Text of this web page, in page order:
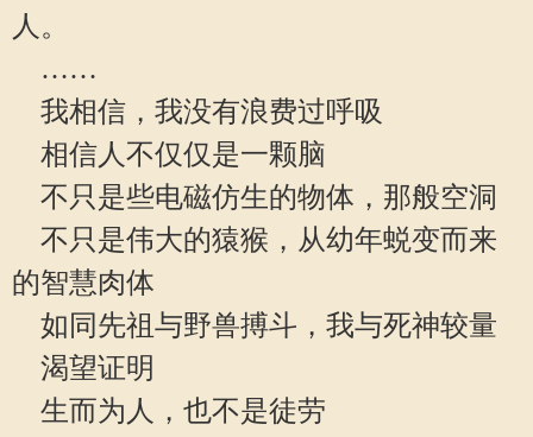
人。
……
我相信，我没有浪费过呼吸
相信人不仅仅是一颗脑
不只是些电磁仿生的物体，那般空洞
不只是伟大的猿猴，从幼年蜕变而来
的智慧肉体
如同先祖与野兽搏斗，我与死神较量
渴望证明
生而为人，也不是徒劳